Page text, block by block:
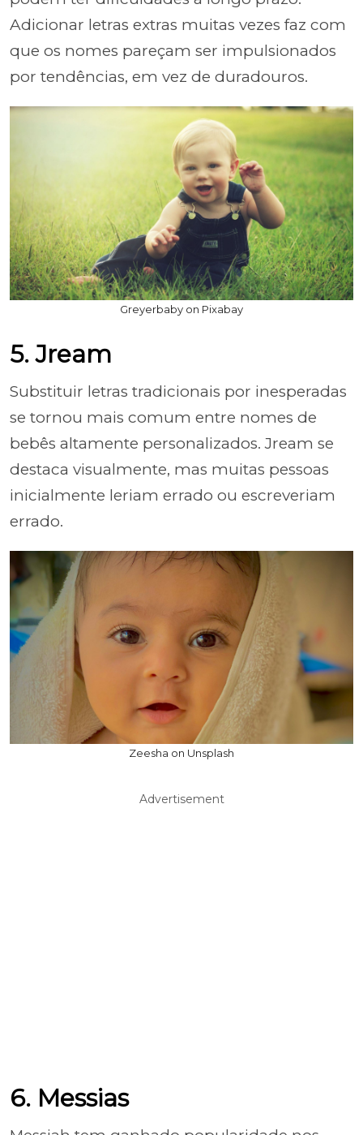
Adicionar letras extras muitas vezes faz com
que os nomes pareçam ser impulsionados
por tendências, em vez de duradouros.
Greyerbaby on Pixabay
5. Jream
Substituir letras tradicionais por inesperadas
se tornou mais comum entre nomes de
bebês altamente personalizados. Jream se
destaca visualmente, mas muitas pessoas
inicialmente leriam errado ou escreveriam
errado.
Zeesha on Unsplash
Advertisement
6. Messias